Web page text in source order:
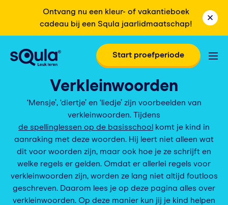
Ontvang nu een kleur- of vakantieboek
cadeau bij een Squla jaarlidmaatschap!
Start proefperiode
Verkleinwoorden
‘Mensje’, ‘diertje’ en ‘liedje’ zijn voorbeelden van
verkleinwoorden. Tijdens
de spellinglessen op de basisschool
komt je kind in
aanraking met deze woorden. Hij leert niet alleen wat
dit voor woorden zijn, maar ook hoe je ze schrijft en
welke regels er gelden. Omdat er allerlei regels voor
verkleinwoorden zijn, worden ze lang niet altijd foutloos
geschreven. Daarom lees je op deze pagina alles over
verkleinwoorden. Op deze manier kun jij je kind helpen